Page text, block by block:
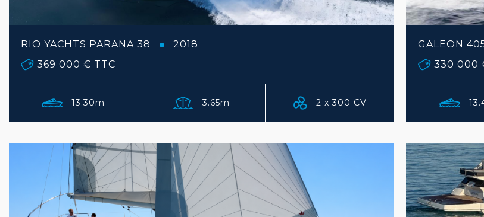
RIO YACHTS PARANA 38
2018
369 000 € TTC
13.30m 3.65m 2 x 300 CV
GALEON
330 000